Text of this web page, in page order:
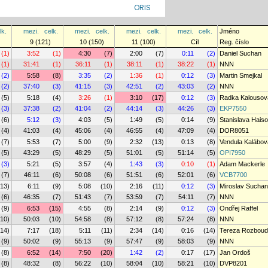
ORIS
mezi. celk. mezi. celk. mezi. celk. mezi. celk.
Jméno
9 (121) 10 (150) 11 (100) Cíl
Reg. číslo
(1) 3:52 (1) 4:30 (7) 2:00 (7) 0:11 (2)
Daniel Suchan
(1) 31:41 (1) 36:11 (1) 38:11 (1) 38:22 (1)
NNN
(2) 5:58 (8) 3:35 (2) 1:36 (1) 0:12 (3)
Martin Smejkal
(2) 37:40 (3) 41:15 (3) 42:51 (2) 43:03 (2)
NNN
(5) 5:18 (4) 3:26 (1) 3:10 (17) 0:12 (3)
Radka
(3) 37:38 (2) 41:04 (2) 44:14 (3) 44:26 (3)
EKP7550
(6) 5:12 (3) 4:03 (5) 1:49 (5) 0:14 (9)
Stanislava
(4) 41:03 (4) 45:06 (4) 46:55 (4) 47:09 (4)
DOR8051
(7) 5:53 (7) 5:00 (9) 2:32 (13) 0:13 (8)
Vendula
(5) 43:29 (5) 48:29 (5) 51:01 (5) 51:14 (5)
OPI7950
(3) 5:21 (5) 3:57 (4) 1:43 (3) 0:10 (1)
Adam Mackerle
(7) 46:11 (6) 50:08 (6) 51:51 (6) 52:01 (6)
VCB7700
6:11 (9) 5:08 (10) 2:16 (11) 0:12 (3)
Miroslav Suchan
(6) 46:35 (7) 51:43 (7) 53:59 (7) 54:11 (7)
NNN
(9) 6:53 (15) 4:55 (8) 2:14 (9) 0:12 (3)
Ondřej Raffel
50:03 (10) 54:58 (8) 57:12 (8) 57:24 (8)
NNN
7:17 (18) 5:11 (11) 2:34 (14) 0:16 (14)
Tereza
(9) 50:02 (9) 55:13 (9) 57:47 (9) 58:03 (9)
NNN
(8) 6:52 (14) 7:50 (20) 1:42 (2) 0:17 (17)
Jan Ordoš
(8) 48:32 (8) 56:22 (10) 58:04 (10) 58:21 (10)
DVP8201